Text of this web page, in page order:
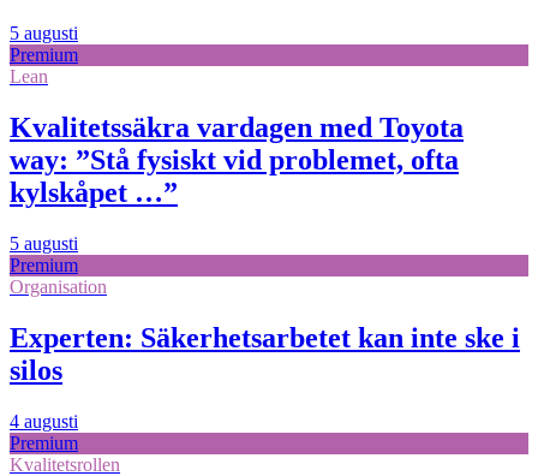
5 augusti
Premium
Lean
Kvalitetssäkra vardagen med Toyota
way: ”Stå fysiskt vid problemet, ofta
kylskåpet …”
5 augusti
Premium
Organisation
Experten: Säkerhetsarbetet kan inte ske i
silos
4 augusti
Premium
Kvalitetsrollen